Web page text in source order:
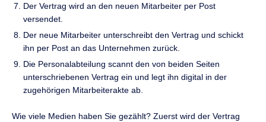
Der Vertrag wird an den neuen Mitarbeiter per Post
versendet.
Der neue Mitarbeiter unterschreibt den Vertrag und schickt
ihn per Post an das Unternehmen zurück.
Die Personalabteilung scannt den von beiden Seiten
unterschriebenen Vertrag ein und legt ihn digital in der
zugehörigen Mitarbeiterakte ab.
Wie viele Medien haben Sie gezählt? Zuerst wird der Vertrag